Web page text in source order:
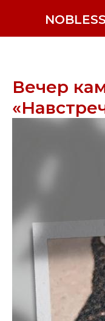
NOBLESS
Вечер